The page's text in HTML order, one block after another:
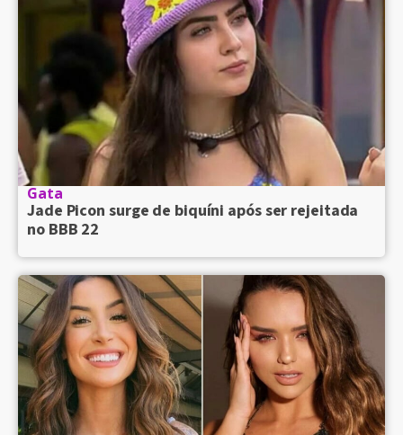
Gata
Jade Picon surge de biquíni após ser rejeitada
no BBB 22